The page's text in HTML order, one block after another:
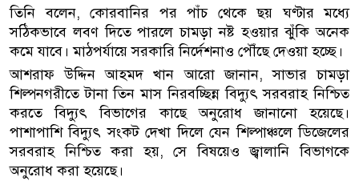
তিনি বলেন, কোরবানির পর পাঁচ থেকে ছয় ঘণ্টার মধ্যে
সঠিকভাবে লবণ দিতে পারলে চামড়া নষ্ট হওয়ার ঝুঁকি অনেক
কমে যাবে। মাঠপর্যায়ে সরকারি নির্দেশনাও পৌঁছে দেওয়া হচ্ছে।
আশরাফ উদ্দিন আহমদ খান আরো জানান, সাভার চামড়া
শিল্পনগরীতে টানা তিন মাস নিরবচ্ছিন্ন বিদ্যুৎ সরবরাহ নিশ্চিত
করতে বিদ্যুৎ বিভাগের কাছে অনুরোধ জানানো হয়েছে।
পাশাপাশি বিদ্যুৎ সংকট দেখা দিলে যেন শিল্পাঞ্চলে ডিজেলের
সরবরাহ নিশ্চিত করা হয়, সে বিষয়েও জ্বালানি বিভাগকে
অনুরোধ করা হয়েছে।